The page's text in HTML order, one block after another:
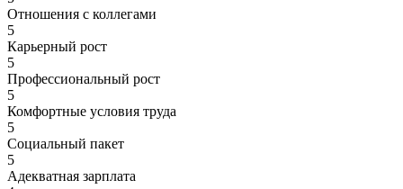
Отношения с коллегами
5
Карьерный рост
5
Профессиональный рост
5
Комфортные условия труда
5
Социальный пакет
5
Адекватная зарплата